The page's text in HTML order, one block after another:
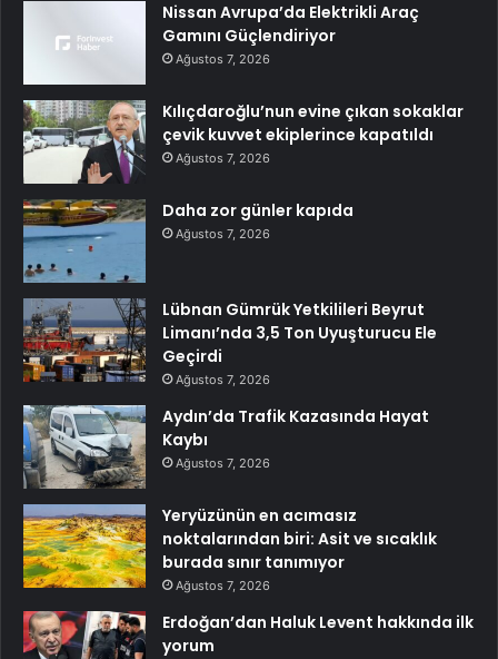
Nissan Avrupa’da Elektrikli Araç
Gamını Güçlendiriyor
Ağustos 7, 2026
Kılıçdaroğlu’nun evine çıkan sokaklar
çevik kuvvet ekiplerince kapatıldı
Ağustos 7, 2026
Daha zor günler kapıda
Ağustos 7, 2026
Lübnan Gümrük Yetkilileri Beyrut
Limanı’nda 3,5 Ton Uyuşturucu Ele
Geçirdi
Ağustos 7, 2026
Aydın’da Trafik Kazasında Hayat
Kaybı
Ağustos 7, 2026
Yeryüzünün en acımasız
noktalarından biri: Asit ve sıcaklık
burada sınır tanımıyor
Ağustos 7, 2026
Erdoğan’dan Haluk Levent hakkında ilk
yorum